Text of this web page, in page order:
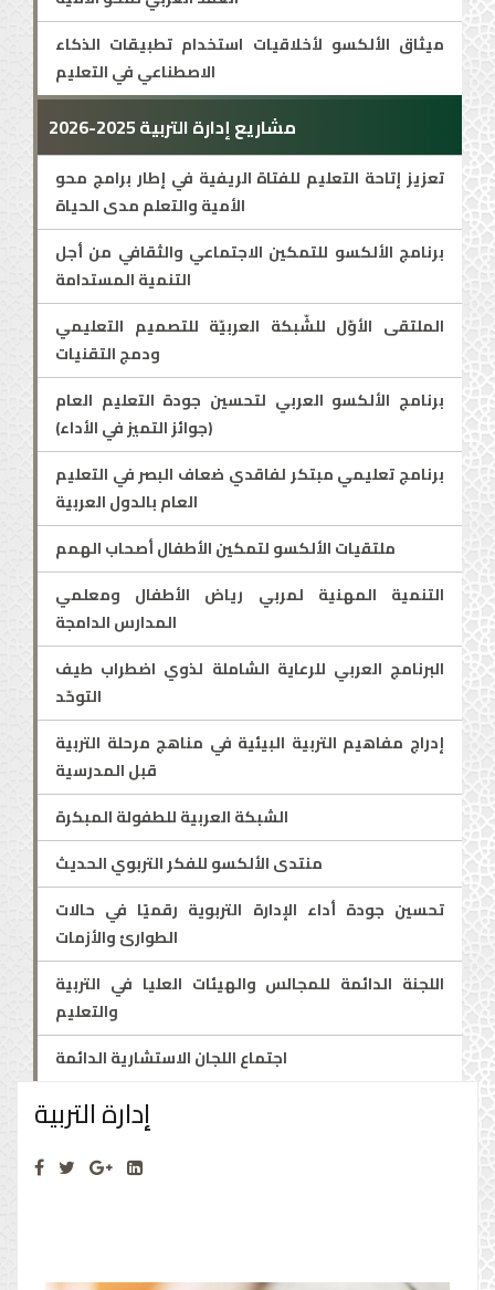
ميثاق الألكسو لأخلاقيات استخدام تطبيقات الذكاء
الاصطناعي في التعليم
مشاريع إدارة التربية 2025-2026
تعزيز إتاحة التعليم للفتاة الريفية في إطار برامج محو
الأمية والتعلم مدى الحياة
برنامج الألكسو للتمكين الاجتماعي والثقافي من أجل
التنمية المستدامة
الملتقى الأوّل للشّبكة العربيّة للتصميم التعليمي
ودمج التقنيات
برنامج الألكسو العربي لتحسين جودة التعليم العام
(جوائز التميز في الأداء)
برنامج تعليمي مبتكر لفاقدي ضعاف البصر في التعليم
العام بالدول العربية
ملتقيات الألكسو لتمكين الأطفال أصحاب الهمم
التنمية المهنية لمربي رياض الأطفال ومعلمي
المدارس الدامجة
البرنامج العربي للرعاية الشاملة لذوي اضطراب طيف
التوحّد
إدراج مفاهيم التربية البيئية في مناهج مرحلة التربية
قبل المدرسية
الشبكة العربية للطفولة المبكرة
منتدى الألكسو للفكر التربوي الحديث
تحسين جودة أداء الإدارة التربوية رقميًا في حالات
الطوارئ والأزمات
اللجنة الدائمة للمجالس والهيئات العليا في التربية
والتعليم
اجتماع اللجان الاستشارية الدائمة
إدارة التربية